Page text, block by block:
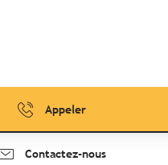
Appeler
Contactez-nous